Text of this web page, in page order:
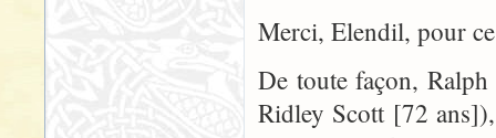
Merci, Elendil, pour
De toute façon,
Ridley Scott [72